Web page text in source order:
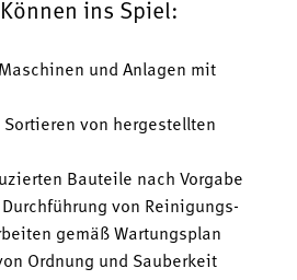
ins Spiel:
und Anlagen mit
Sortieren von hergestellten
Bauteile nach Vorgabe
von Reinigungs-
gemäß Wartungsplan
Ordnung und Sauberkeit